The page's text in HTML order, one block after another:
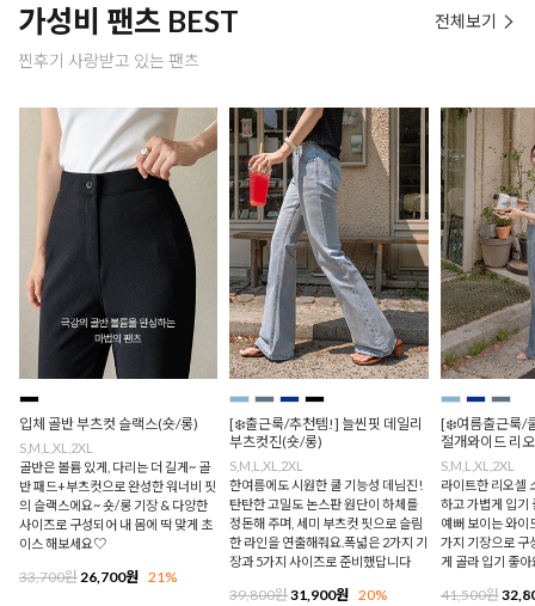
가성비 팬츠 BEST
찐후기 사랑받고 있는 팬츠
전체보기
입체 골반 부츠컷 슬랙스(숏/롱)
S,M,L,XL,2XL
골반은 볼륨 있게, 다리는 더 길게~ 골
반 패드+부츠컷으로 완성한 워너비 핏
의 슬랙스에요~ 숏/롱 기장 & 다양한
사이즈로 구성되어 내 몸에 딱 맞게 초
이스 해보세요♡
33,700원26,700원 21%
[❄️출근룩/추천템!] 늘씬핏 데일리
부츠컷진(숏/롱)
S,M,L,XL,2XL
한여름에도 시원한 쿨 기능성 데님진!
탄탄한 고밀도 논스판 원단이 하체를
정돈해 주며, 세미 부츠컷 핏으로 슬림
한 라인을 연출해줘요.폭넓은 2가지 기
장과 5가지 사이즈로 준비했답니다
39,800원31,900원 20%
[❄️여름출근룩/
절개와이드 리
S,M,L,XL,2XL
라이트한 리오셀
하고 가볍게 입기
예뻐 보이는 와이
가지 기장으로 구
게 골라 입기 좋아
41,500원